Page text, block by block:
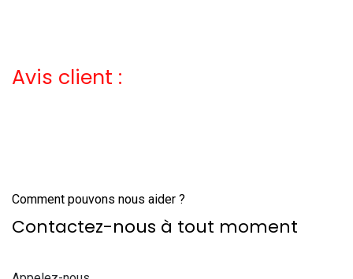
Avis client :
Comment pouvons nous aider ?
Contactez-nous à tout moment